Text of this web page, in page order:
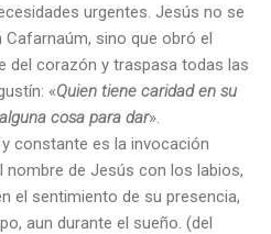
urgentes. Jesús no se
sino que obró el
del corazón y traspasa todas las
«Quien tiene caridad en su
cosa para dar».
constante es la invocación
nombre de Jesús con los labios,
el sentimiento de su presencia,
aun durante el sueño. (del